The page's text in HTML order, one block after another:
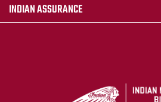
INDIAN ASSURANCE